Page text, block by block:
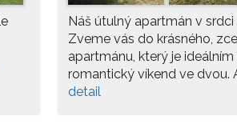
Náš útulný apartmán v srdci
Zveme vás do krásného,
apartmánu, který je
romantický víkend ve dvou.
detail